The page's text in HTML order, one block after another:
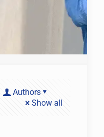
Authors
Show all